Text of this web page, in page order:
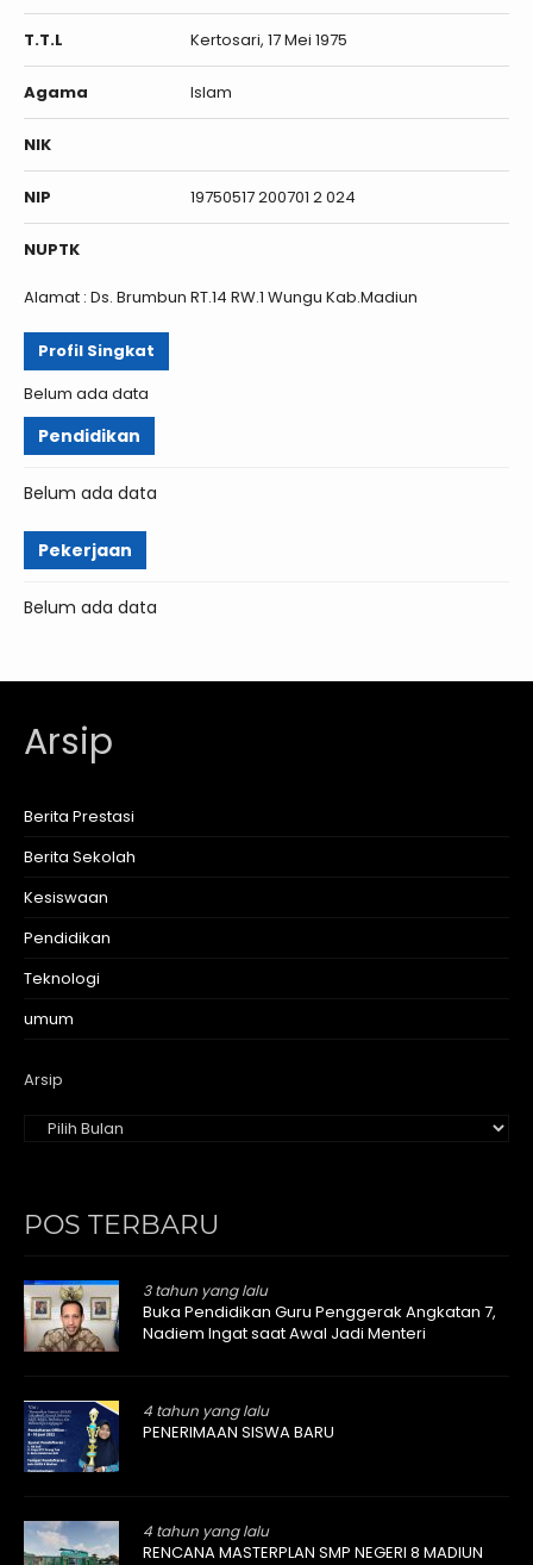
T.T.L Kertosari, 17 Mei 1975
Agama Islam
NIK
NIP 19750517 200701 2 024
NUPTK
Alamat : Ds. Brumbun RT.14 RW.1 Wungu Kab.Madiun
Profil Singkat
Belum ada data
Pendidikan
Belum ada data
Pekerjaan
Belum ada data
Arsip
Berita Prestasi
Berita Sekolah
Kesiswaan
Pendidikan
Teknologi
umum
Arsip
POS TERBARU
3 tahun yang lalu
Buka Pendidikan Guru Penggerak Angkatan 7,
Nadiem Ingat saat Awal Jadi Menteri
4 tahun yang lalu
PENERIMAAN SISWA BARU
4 tahun yang lalu
RENCANA MASTERPLAN SMP NEGERI 8 MADIUN